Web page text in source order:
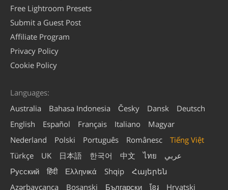
Free Lightroom Presets
Submit a Guest Post
Affiliate Program
Privacy Policy
Cookie Policy
Languages:
Australia
Bahasa Indonesia Česky Dansk
Deutsch
English
Español Français Italiano
Magyar
Nederland
Polski Português Românesc
Tiếng Việt
Türkçe
UK 日本語 한국어 中文 ไทย
عربي
Русский
हिंदी Ελληνικά Shqip
Հայերեն
Azərbaycanca
Bosanski Български ខ្មែរ Hrvatski